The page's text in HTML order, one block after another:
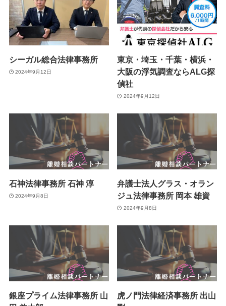
シーガル総合法律事務所
2024年9月12日
東京・埼玉・千葉・横浜・
大阪の浮気調査ならALG探
偵社
2024年9月12日
石神法律事務所 石神 淳
2024年9月8日
弁護士法人グラス・オラン
ジュ法律事務所 岡本 雄資
2024年9月8日
銀座プライム法律事務所 山
虎ノ門法律経済事務所 出山